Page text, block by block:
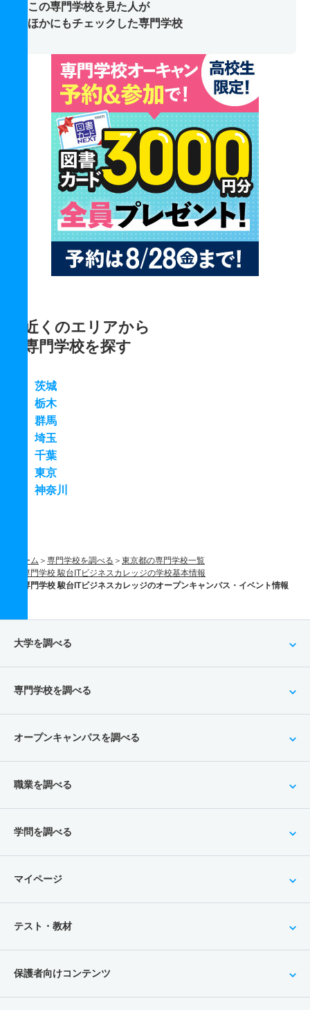
この専門学校を見た人が
ほかにもチェックした専門学校
近くのエリアから
専門学校を探す
茨城
栃木
群馬
埼玉
千葉
東京
神奈川
ホーム 専門学校を調べる
東京都の専門学校一覧
専門学校 駿台ITビジネスカレッジの学校基本情報
専門学校 駿台ITビジネスカレッジのオープンキャンパス・イベント情報
大学を調べる
専門学校を調べる
オープンキャンパスを調べる
職業を調べる
学問を調べる
マイページ
テスト・教材
保護者向けコンテンツ